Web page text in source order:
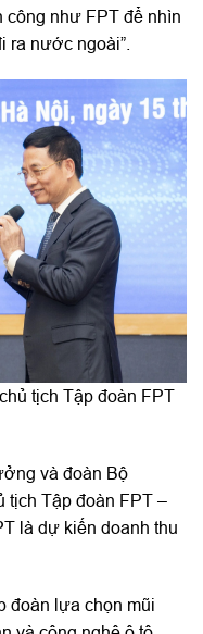
công như FPT để nhìn
ra nước ngoài”.
tịch Tập đoàn FPT
và đoàn Bộ
tịch Tập đoàn FPT –
là dự kiến doanh thu
đoàn lựa chọn mũi